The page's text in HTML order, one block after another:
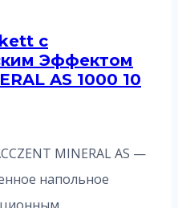
с
Эффектом
AS 1000 10
MINERAL AS —
напольное